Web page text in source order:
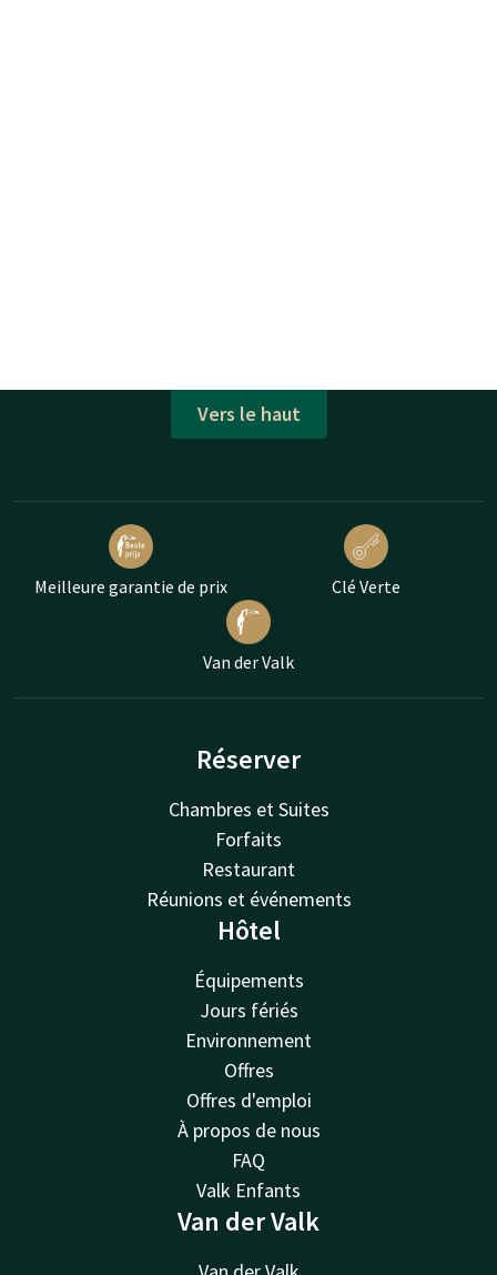
Vers le haut
Meilleure garantie de prix Clé Verte
Van der Valk
Réserver
Chambres et Suites
Forfaits
Restaurant
Réunions et événements
Hôtel
Équipements
Jours fériés
Environnement
Offres
Offres d'emploi
À propos de nous
FAQ
Valk Enfants
Van der Valk